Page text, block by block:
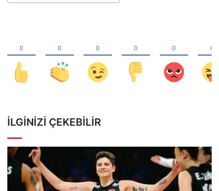
İLGINIZI ÇEKEBILIR